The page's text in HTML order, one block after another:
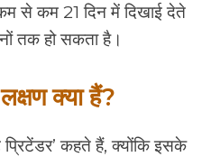
से कम 21 दिन में दिखाई देते
तक हो सकता है।
क्या हैं?
कहते हैं, क्योंकि इसके